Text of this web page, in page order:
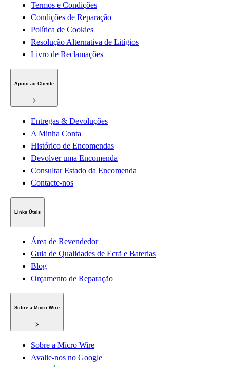
Termos e Condições
Condições de Reparação
Política de Cookies
Resolução Alternativa de Litígios
Livro de Reclamações
Apoio ao Cliente
Entregas & Devoluções
A Minha Conta
Histórico de Encomendas
Devolver uma Encomenda
Consultar Estado da Encomenda
Contacte-nos
Links Úteis
Área de Revendedor
Guia de Qualidades de Ecrã e Baterias
Blog
Orçamento de Reparação
Sobre a Micro Wire
Sobre a Micro Wire
Avalie-nos no Google